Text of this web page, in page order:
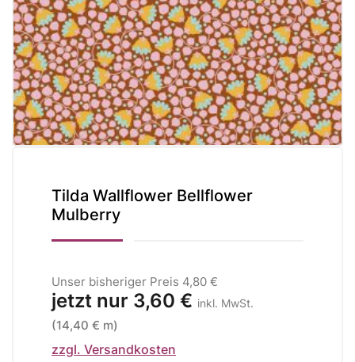
Tilda Wallflower Bellflower
Mulberry
Unser bisheriger Preis 4,80 €
jetzt nur 3,60 € inkl. MwSt.
(14,40 € m)
zzgl. Versandkosten